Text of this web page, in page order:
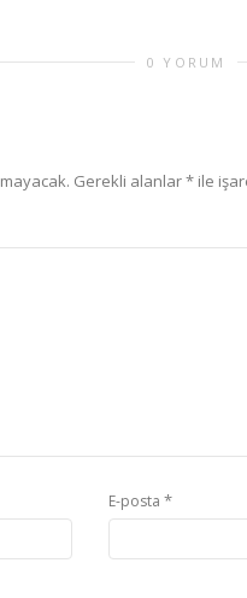
0 YORUM
Gerekli alanlar* ile
E-posta *